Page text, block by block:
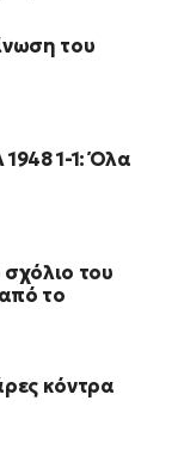
του
1-1: Όλα
του
το
κόντρα